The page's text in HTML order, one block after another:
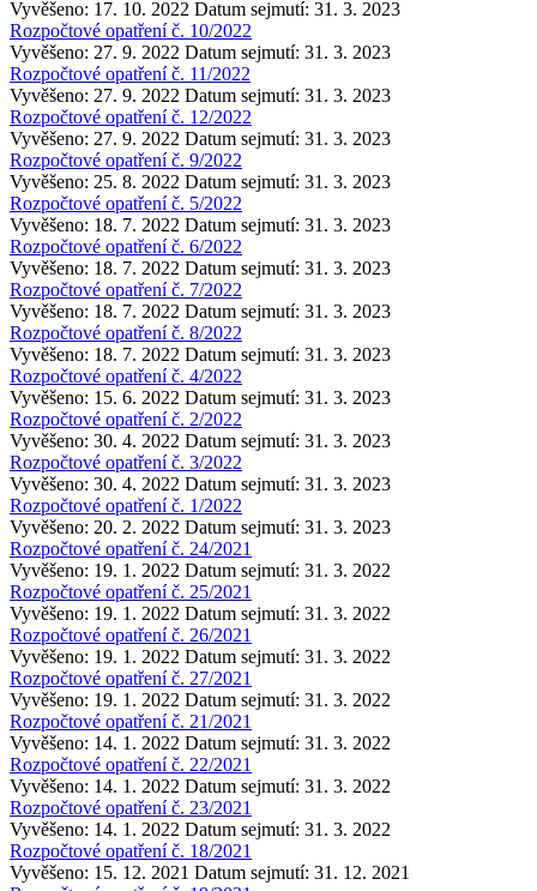
Vyvěšeno: 17. 10. 2022 Datum sejmutí: 31. 3. 2023
Rozpočtové opatření č. 10/2022
Vyvěšeno: 27. 9. 2022 Datum sejmutí: 31. 3. 2023
Rozpočtové opatření č. 11/2022
Vyvěšeno: 27. 9. 2022 Datum sejmutí: 31. 3. 2023
Rozpočtové opatření č. 12/2022
Vyvěšeno: 27. 9. 2022 Datum sejmutí: 31. 3. 2023
Rozpočtové opatření č. 9/2022
Vyvěšeno: 25. 8. 2022 Datum sejmutí: 31. 3. 2023
Rozpočtové opatření č. 5/2022
Vyvěšeno: 18. 7. 2022 Datum sejmutí: 31. 3. 2023
Rozpočtové opatření č. 6/2022
Vyvěšeno: 18. 7. 2022 Datum sejmutí: 31. 3. 2023
Rozpočtové opatření č. 7/2022
Vyvěšeno: 18. 7. 2022 Datum sejmutí: 31. 3. 2023
Rozpočtové opatření č. 8/2022
Vyvěšeno: 18. 7. 2022 Datum sejmutí: 31. 3. 2023
Rozpočtové opatření č. 4/2022
Vyvěšeno: 15. 6. 2022 Datum sejmutí: 31. 3. 2023
Rozpočtové opatření č. 2/2022
Vyvěšeno: 30. 4. 2022 Datum sejmutí: 31. 3. 2023
Rozpočtové opatření č. 3/2022
Vyvěšeno: 30. 4. 2022 Datum sejmutí: 31. 3. 2023
Rozpočtové opatření č. 1/2022
Vyvěšeno: 20. 2. 2022 Datum sejmutí: 31. 3. 2023
Rozpočtové opatření č. 24/2021
Vyvěšeno: 19. 1. 2022 Datum sejmutí: 31. 3. 2022
Rozpočtové opatření č. 25/2021
Vyvěšeno: 19. 1. 2022 Datum sejmutí: 31. 3. 2022
Rozpočtové opatření č. 26/2021
Vyvěšeno: 19. 1. 2022 Datum sejmutí: 31. 3. 2022
Rozpočtové opatření č. 27/2021
Vyvěšeno: 19. 1. 2022 Datum sejmutí: 31. 3. 2022
Rozpočtové opatření č. 21/2021
Vyvěšeno: 14. 1. 2022 Datum sejmutí: 31. 3. 2022
Rozpočtové opatření č. 22/2021
Vyvěšeno: 14. 1. 2022 Datum sejmutí: 31. 3. 2022
Rozpočtové opatření č. 23/2021
Vyvěšeno: 14. 1. 2022 Datum sejmutí: 31. 3. 2022
Rozpočtové opatření č. 18/2021
Vyvěšeno: 15. 12. 2021 Datum sejmutí: 31. 12. 2021